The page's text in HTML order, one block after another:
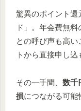
驚異のポイント還
ド」。年会費無
との呼び声も高い
トから直接申し
その一手間、 数千
損につながる可能